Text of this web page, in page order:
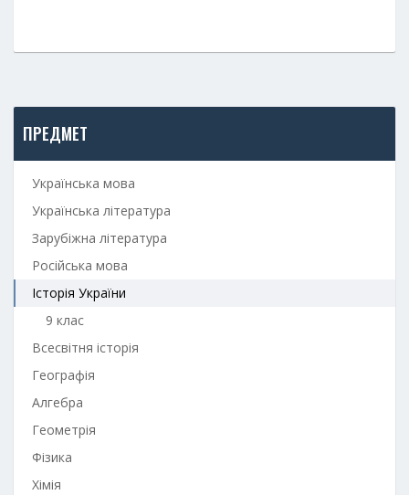
ПРЕДМЕТ
Українська мова
Українська література
Зарубіжна література
Російська мова
Історія України
9 клас
Всесвітня історія
Географія
Алгебра
Геометрія
Фізика
Хімія